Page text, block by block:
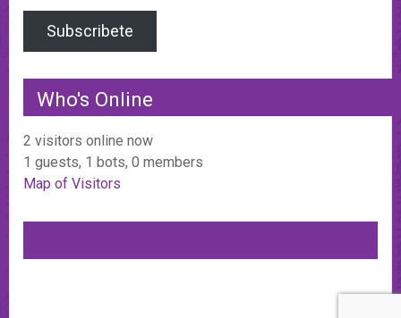
Subscribete
Who's Online
2 visitors online now
1 guests, 1 bots, 0 members
Map of Visitors